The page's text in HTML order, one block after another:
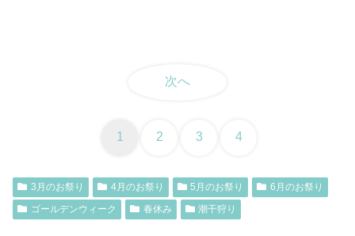
次へ
1 2 3 4
3月のお祭り 4月のお祭り 5月のお祭り
6月のお祭り
ゴールデンウィーク
春休み 潮干狩り